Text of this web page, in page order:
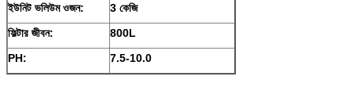
ইউনিট ভলিউম ওজন:
3 কেজি
ফিল্টার জীবন:
800L
PH:
7.5-10.0